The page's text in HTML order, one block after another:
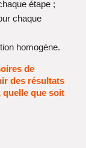
étape ;
chaque
homogène.
de
des résultats
quelle que soit